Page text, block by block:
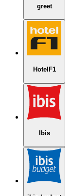
greet
HotelF1
Ibis